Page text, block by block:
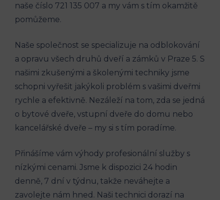
naše číslo 721 135 007 a my vám s tím okamžitě
pomůžeme.
Naše společnost se specializuje na odblokování
a opravu všech druhů dveří a zámků v Praze 5. S
našimi zkušenými a školenými techniky jsme
schopni vyřešit jakýkoli problém s vašimi dveřmi
rychle a efektivně. Nezáleží na tom, zda se jedná
o bytové dveře, vstupní dveře do domu nebo
kancelářské dveře – my si s tím poradíme.
Přinášíme vám výhody profesionální služby s
nízkými cenami. Jsme k dispozici 24 hodin
denně, 7 dní v týdnu, takže neváhejte a
zavolejte nám hned. Naši technici dorazí na